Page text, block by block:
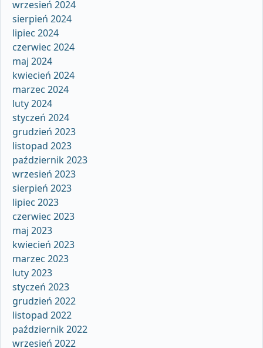
wrzesień 2024
sierpień 2024
lipiec 2024
czerwiec 2024
maj 2024
kwiecień 2024
marzec 2024
luty 2024
styczeń 2024
grudzień 2023
listopad 2023
październik 2023
wrzesień 2023
sierpień 2023
lipiec 2023
czerwiec 2023
maj 2023
kwiecień 2023
marzec 2023
luty 2023
styczeń 2023
grudzień 2022
listopad 2022
październik 2022
wrzesień 2022